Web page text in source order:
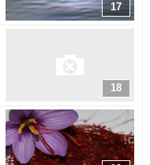
17
18